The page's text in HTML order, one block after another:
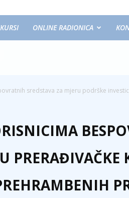
ONLINE RADIONICA
sredstava za mjeru podrške
PRERAĐIVAČKE